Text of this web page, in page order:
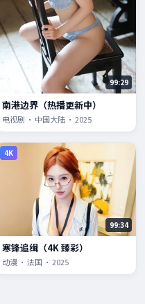
99:29
南港边界（热播更新中）
电视剧 · 中国大陆 · 2025
4K
99:34
寒锋追缉（4K 臻彩）
动漫 · 法国 · 2025